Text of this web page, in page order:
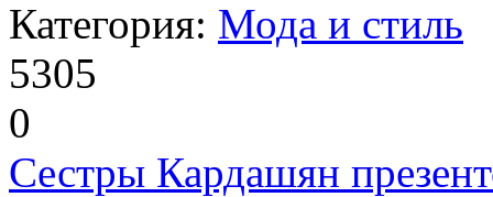
Категория: Мода и стиль
5305
0
Сестры Кардашян